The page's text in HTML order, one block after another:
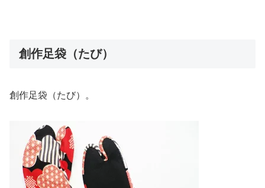
創作足袋（たび）
創作足袋（たび）。